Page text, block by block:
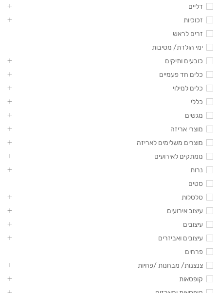
דליים
זכוכיות
זרים לראש
ימי הולדת/ מסיבות
כובעים ותיקים
כלים חד פעמיים
כלים למילוי
כללי
מגשים
מוצרי אריזה
מוצרים משלימים לאריזה
ממתקים לאירועים
נרות
סטים
סלסלות
עיצוב אירועים
עיצובים
עיצובים ואביזרים
פרחים
צנצנות/ מבחנות /פחיות
קופסאות